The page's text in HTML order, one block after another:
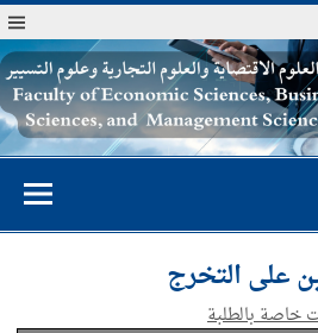
كلية العلوم
الاقتصادية والعلوم
التجارية وعلوم
التسييرعلى التخرج
خاصة بالطلبة